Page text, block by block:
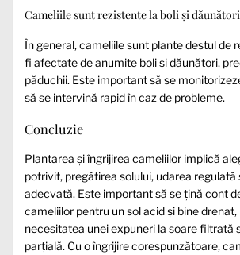
Cameliile sunt rezistente la boli și
În general, cameliile sunt plante destul de
fi afectate de anumite boli și dăunători,
păduchii. Este important să se
să se intervină rapid în caz de probleme.
Concluzie
Plantarea și îngrijirea cameliilor implică
potrivit, pregătirea solului, udarea regulată
adecvată. Este important să se țină cont
cameliilor pentru un sol acid și bine
necesitatea unei expuneri la soare filtrată
parțială. Cu o îngrijire corespunzătoare,